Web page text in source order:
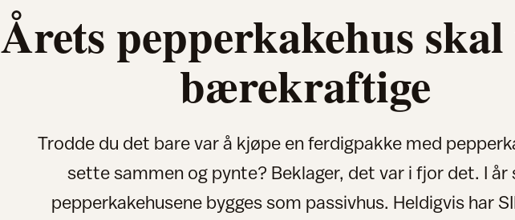
Årets pepperkakehus
bærekraftige
Trodde du det bare var å kjøpe en ferdigpakke med
sette sammen og pynte? Beklager, det var i fjor det. I år
pepperkakehusene bygges som passivhus. Heldigvis har